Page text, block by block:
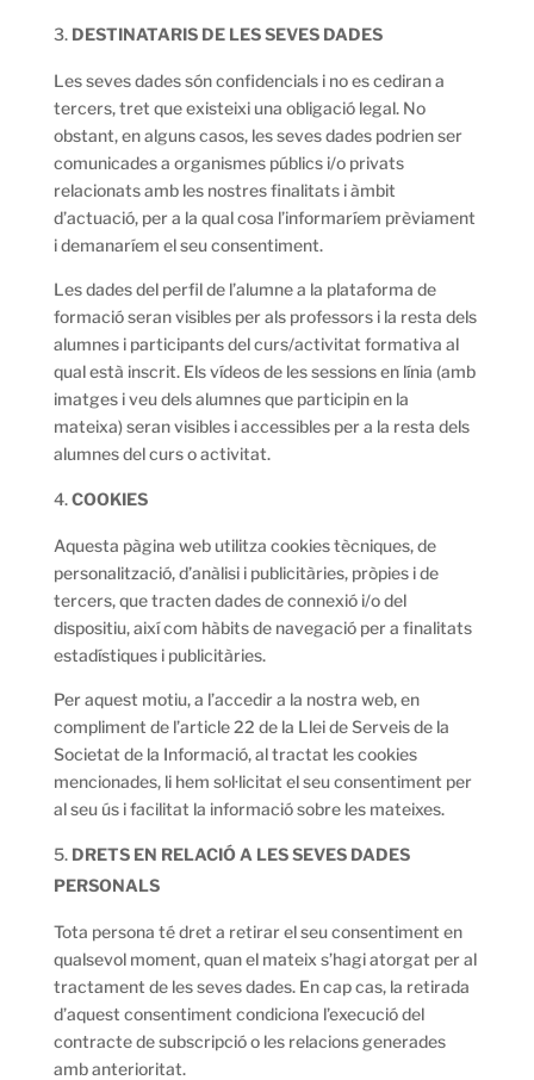
DESTINATARIS DE LES SEVES DADES
Les seves dades són confidencials i no es cediran a
tercers, tret que existeixi una obligació legal. No
obstant, en alguns casos, les seves dades podrien ser
comunicades a organismes públics i/o privats
relacionats amb les nostres finalitats i àmbit
d’actuació, per a la qual cosa l’informaríem prèviament
i demanaríem el seu consentiment.
Les dades del perfil de l’alumne a la plataforma de
formació seran visibles per als professors i la resta dels
alumnes i participants del curs/activitat formativa al
qual està inscrit. Els vídeos de les sessions en línia (amb
imatges i veu dels alumnes que participin en la
mateixa) seran visibles i accessibles per a la resta dels
alumnes del curs o activitat.
COOKIES
Aquesta pàgina web utilitza cookies tècniques, de
personalització, d’anàlisi i publicitàries, pròpies i de
tercers, que tracten dades de connexió i/o del
dispositiu, així com hàbits de navegació per a finalitats
estadístiques i publicitàries.
Per aquest motiu, a l’accedir a la nostra web, en
compliment de l’article 22 de la Llei de Serveis de la
Societat de la Informació, al tractat les cookies
mencionades, li hem sol·licitat el seu consentiment per
al seu ús i facilitat la informació sobre les mateixes.
DRETS EN RELACIÓ A LES SEVES DADES
PERSONALS
Tota persona té dret a retirar el seu consentiment en
qualsevol moment, quan el mateix s’hagi atorgat per al
tractament de les seves dades. En cap cas, la retirada
d’aquest consentiment condiciona l’execució del
contracte de subscripció o les relacions generades
amb anterioritat.